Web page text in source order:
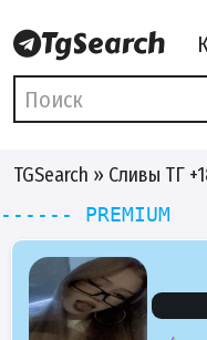
TGSearch » Сливы ТГ
------ PREMIUM